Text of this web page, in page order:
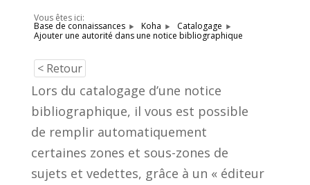
Vous êtes ici:
Base de connaissances Koha
Catalogage
Ajouter une autorité dans une notice bibliographique
< Retour
Lors du catalogage d’une notice
bibliographique, il vous est possible
de remplir automatiquement
certaines zones et sous-zones de
sujets et vedettes, grâce à un « éditeur